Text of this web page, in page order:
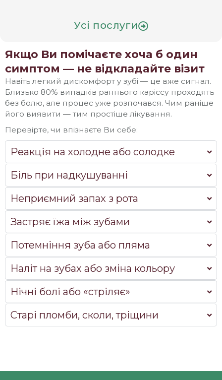
Усі послуги
Якщо Ви помічаєте хоча б один
симптом — не відкладайте візит
Реакція на холодне або солодке
Біль при надкушуванні
Неприємний запах з рота
Застряє їжа між зубами
Потемніння зуба або пляма
Наліт на зубах або зміна кольору
Нічні болі або «стріляє»
Старі пломби, сколи, тріщини
Навіть легкий дискомфорт у зубі — це вже сигнал.
Близько 80% випадків раннього карієсу проходять
без болю, але процес уже розпочався. Чим раніше
його виявити — тим простіше лікування.
Перевірте, чи впізнаєте Ви себе: